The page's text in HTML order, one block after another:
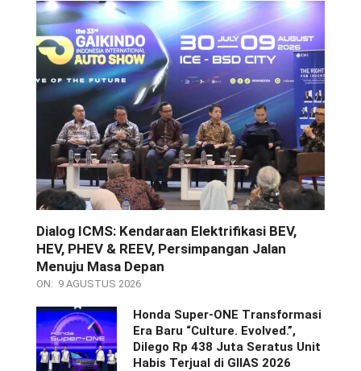
Dialog ICMS: Kendaraan Elektrifikasi BEV,
HEV, PHEV & REEV, Persimpangan Jalan
Menuju Masa Depan
ON: 9 AGUSTUS 2026
Honda Super-ONE Transformasi
Era Baru “Culture. Evolved.”,
Dilego Rp 438 Juta Seratus Unit
Habis Terjual di GIIAS 2026